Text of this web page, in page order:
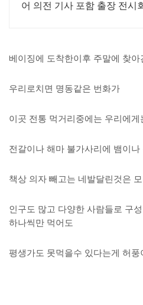
어 의전 기사 포함 출장 전시
베이징에 도착한이후 주말에 찾아
우리로치면 명동같은 번화가
이곳 전통 먹거리중에는 우리에게
전갈이나 해마 불가사리에 뱀이나
책상 의자 빼고는 네발달린것은
인구도 많고 다양한 사람들로 구
하나씩만 먹어도
평생가도 못먹을수 있다는게 허풍